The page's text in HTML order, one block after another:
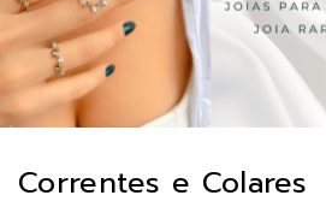
Correntes e Colares